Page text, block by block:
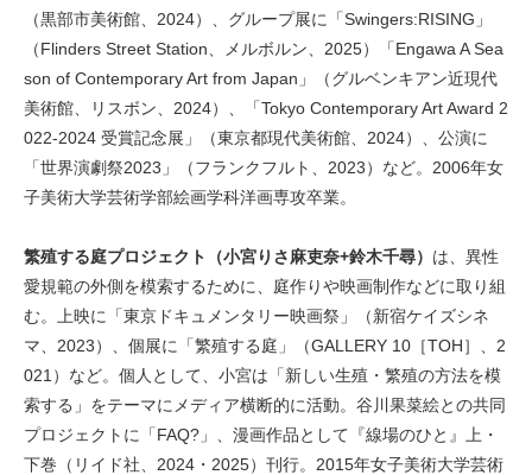
（黒部市美術館、2024）、グループ展に「Swingers:RISING」
（Flinders Street Station、メルボルン、2025）「Engawa A Sea
son of Contemporary Art from Japan」（グルベンキアン近現代
美術館、リスボン、2024）、「Tokyo Contemporary Art Award 2
022-2024 受賞記念展」（東京都現代美術館、2024）、公演に
「世界演劇祭2023」（フランクフルト、2023）など。2006年女
子美術大学芸術学部絵画学科洋画専攻卒業。
繁殖する庭プロジェクト（小宮りさ麻吏奈+鈴木千尋） は、異性
愛規範の外側を模索するために、庭作りや映画制作などに取り組
む。上映に「東京ドキュメンタリー映画祭」（新宿ケイズシネ
マ、2023）、個展に「繁殖する庭」（GALLERY 10［TOH］、2
021）など。個人として、小宮は「新しい生殖・繁殖の方法を模
索する」をテーマにメディア横断的に活動。谷川果菜絵との共同
プロジェクトに「FAQ?」、漫画作品として『線場のひと』上・
下巻（リイド社、2024・2025）刊行。2015年女子美術大学芸術